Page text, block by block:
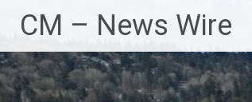
Inhalt
springen
CM – News Wire